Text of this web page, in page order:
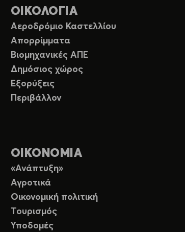
ΟΙΚΟΛΟΓΙΑ
Αεροδρόμιο Καστελλίου
Απορρίμματα
Βιομηχανικές ΑΠΕ
Δημόσιος χώρος
Εξορύξεις
Περιβάλλον
ΟΙΚΟΝΟΜΙΑ
«Ανάπτυξη»
Αγροτικά
Οικονομική πολιτική
Τουρισμός
Υποδομές